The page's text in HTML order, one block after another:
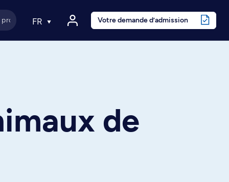
FR Votre demande d’admission
de